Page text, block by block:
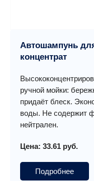
Автошампунь
концентрат
ручной мойки:
придаёт блеск.
воды. Не содержит
нейтрален.
Цена: 33.61 руб.
Подробнее